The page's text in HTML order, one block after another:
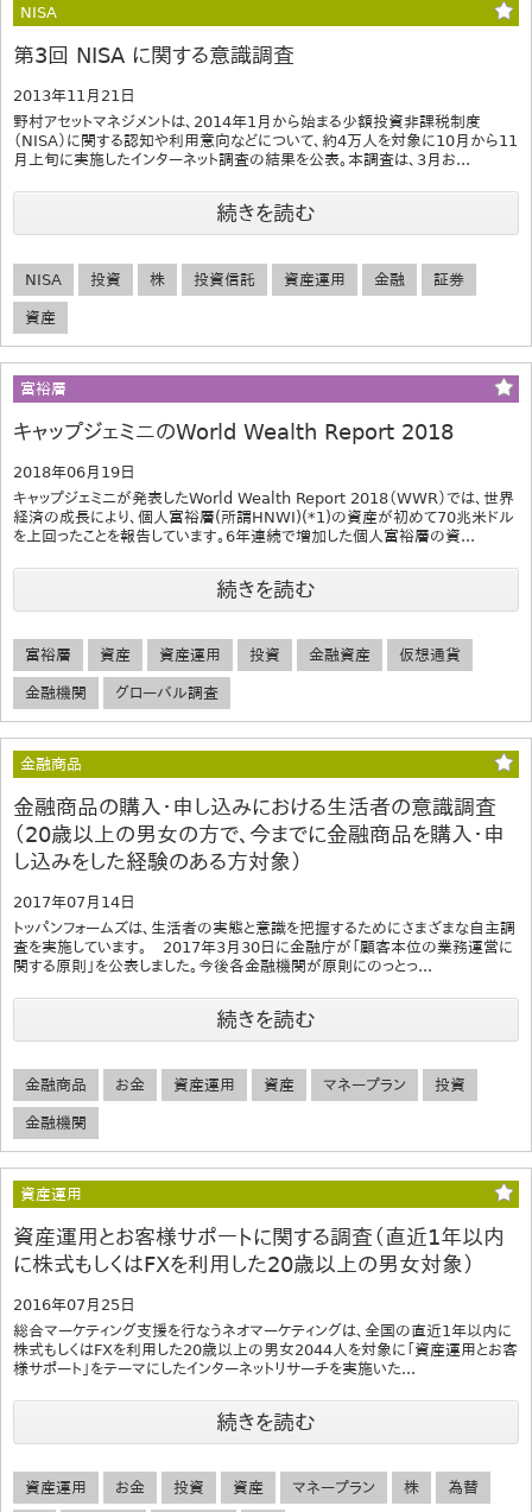
NISA
第3回 NISA に関する意識調査
2013年11月21日
野村アセットマネジメントは、2014年1月から始まる少額投資非課税制度
（NISA）に関する認知や利用意向などについて、約4万人を対象に10月から11
月上旬に実施したインターネット調査の結果を公表。本調査は、3月お...
続きを読む
NISA 投資 株 投資信託 資産運用 金融 証券
資産
富裕層
キャップジェミニのWorld Wealth Report 2018
2018年06月19日
キャップジェミニが発表したWorld Wealth Report 2018（WWR）では、世界
経済の成長により、個人富裕層(所謂HNWI)(*1)の資産が初めて70兆米ドル
を上回ったことを報告しています。6年連続で増加した個人富裕層の資...
続きを読む
富裕層 資産 資産運用 投資 金融資産 仮想通貨
金融機関 グローバル調査
金融商品
金融商品の購入･申し込みにおける生活者の意識調査
（20歳以上の男女の方で、今までに金融商品を購入・申
し込みをした経験のある方対象）
2017年07月14日
トッパンフォームズは、生活者の実態と意識を把握するためにさまざまな自主調
査を実施しています。 2017年3月30日に金融庁が「顧客本位の業務運営に
関する原則」を公表しました。今後各金融機関が原則にのっとっ...
続きを読む
金融商品 お金 資産運用 資産 マネープラン 投資
金融機関
資産運用
資産運用とお客様サポートに関する調査（直近1年以内
に株式もしくはFXを利用した20歳以上の男女対象）
2016年07月25日
総合マーケティング支援を行なうネオマーケティングは、全国の直近1年以内に
株式もしくはFXを利用した20歳以上の男女2044人を対象に「資産運用とお客
様サポート」をテーマにしたインターネットリサーチを実施いた...
続きを読む
資産運用 お金 投資 資産 マネープラン 株 為替